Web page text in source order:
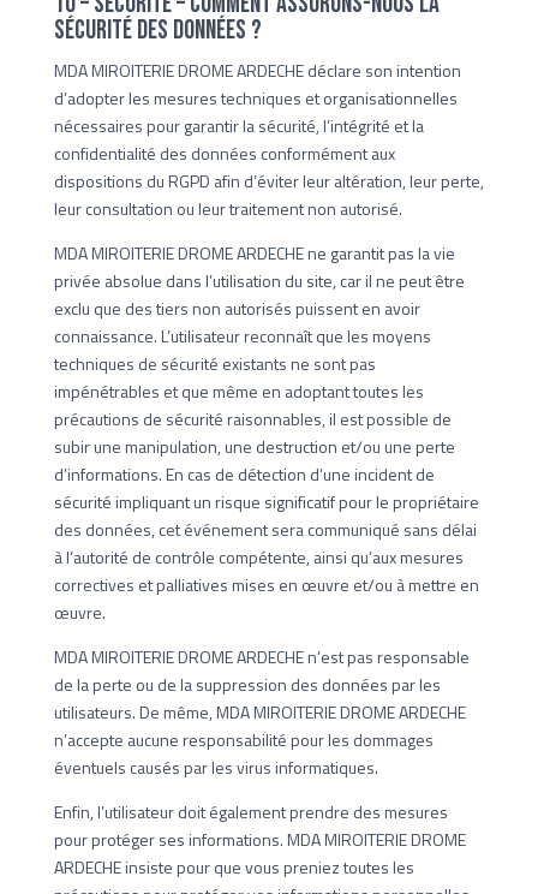
sécurité des données ?
MDA MIROITERIE DROME ARDECHE déclare son intention
d’adopter les mesures techniques et organisationnelles
nécessaires pour garantir la sécurité, l’intégrité et la
confidentialité des données conformément aux
dispositions du RGPD afin d’éviter leur altération, leur perte,
leur consultation ou leur traitement non autorisé.
MDA MIROITERIE DROME ARDECHE ne garantit pas la vie
privée absolue dans l’utilisation du site, car il ne peut être
exclu que des tiers non autorisés puissent en avoir
connaissance. L’utilisateur reconnaît que les moyens
techniques de sécurité existants ne sont pas
impénétrables et que même en adoptant toutes les
précautions de sécurité raisonnables, il est possible de
subir une manipulation, une destruction et/ou une perte
d’informations. En cas de détection d’une incident de
sécurité impliquant un risque significatif pour le propriétaire
des données, cet événement sera communiqué sans délai
à l’autorité de contrôle compétente, ainsi qu’aux mesures
correctives et palliatives mises en œuvre et/ou à mettre en
œuvre.
MDA MIROITERIE DROME ARDECHE n’est pas responsable
de la perte ou de la suppression des données par les
utilisateurs. De même, MDA MIROITERIE DROME ARDECHE
n’accepte aucune responsabilité pour les dommages
éventuels causés par les virus informatiques.
Enfin, l’utilisateur doit également prendre des mesures
pour protéger ses informations. MDA MIROITERIE DROME
ARDECHE insiste pour que vous preniez toutes les